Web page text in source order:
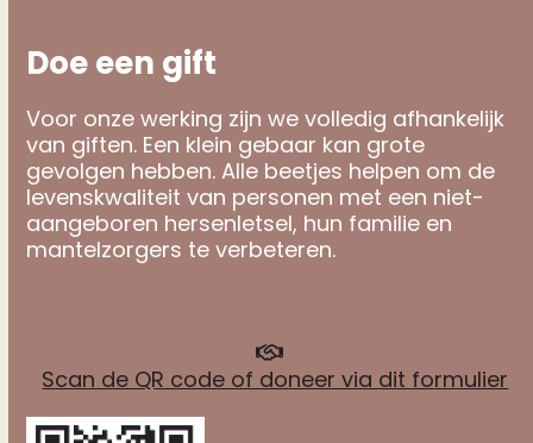
Doe een gift
Voor onze werking zijn we volledig afhankelijk
van giften. Een klein gebaar kan grote
gevolgen hebben. Alle beetjes helpen om de
levenskwaliteit van personen met een niet-
aangeboren hersenletsel, hun familie en
mantelzorgers te verbeteren.
Scan de QR code of doneer via dit formulier